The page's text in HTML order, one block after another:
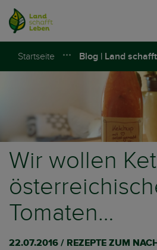
Startseite Blog | Land
Wir wollen
Tomaten…
22.07.2016 / REZEPTE ZUM